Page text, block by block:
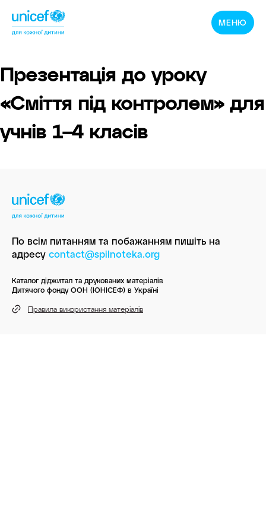
Спільнотека
ЮНІСЕФ
Україна
МЕНЮ
Презентація до уроку
«Сміття під контролем» для
учнів 1–4 класів
По всім питанням та побажанням пишіть на
адресу contact@spilnoteka.org
Каталог діджитал та друкованих матеріалів
Дитячого фонду ООН (ЮНІСЕФ) в Україні
Правила використання матеріалів